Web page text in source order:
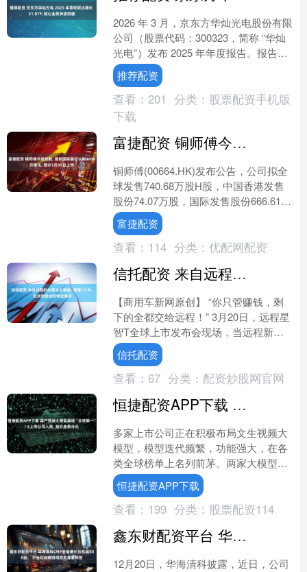
2026 年 3 月，京东方华灿光电股份有限
公司（股票代码：300323，简称 “华灿
光电”）发布 2025 年年度报告。报告显
示，公司全年实现营业收入 54.....
推荐配资
查看： 201 分类： 股票配资手机版
下载
富捷配资 铜师傅今起招股, 建投国际基石认购3000万港元, 预计3月31日上市
铜师傅(00664.HK)发布公告，公司拟全
球发售740.68万股H股，中国香港发售
股份74.07万股，国际发售股份666.61万
股(以上可予重新分配及视乎超额....
富捷配资
查看： 114 分类： 优配网配资
信托配资 来自远程的长期主义答卷: 星智T上市, 定点突破城际物流痛点
【商用车新网原创】 “你只管赚钱，剩
下的全都交给远程！” 3月20日，远程星
智T全球上市发布会现场，当远程新能
源商用车集团副总裁、轻商事业部总经
理杨东喊出这句口....
信托配资
查看： 67 分类： 配资炒股网官网
恒捷配资APP下载 国产视频大模型再现“全球第一”! 6上市公司入局, 股价走势分化
多家上市公司正在积极布局文生视频大
模型，模型迭代频繁，功能强大，在各
类全球榜单上名列前茅。两家大模型独
角兽今年刚登陆港股，目前股价都上涨
了5倍左右，部分公司年内....
恒捷配资APP下载
查看： 199 分类： 股票配资114
鑫东财配资平台 华海清科CMP装备累计出机超800台， 平台化战略协同效应显著释放
12月20日，华海清科披露，近日，公司